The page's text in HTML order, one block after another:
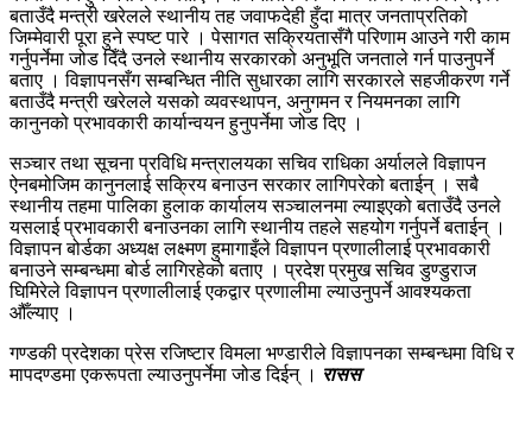
बताउँदै मन्त्री खरेलले स्थानीय तह जवाफदेही हुँदा मात्र जनताप्रतिको
जिम्मेवारी पूरा हुने स्पष्ट पारे । पेसागत सक्रियतासँगै परिणाम आउने गरी काम
गर्नुपर्नेमा जोड दिँदै उनले स्थानीय सरकारको अनुभूति जनताले गर्न पाउनुपर्ने
बताए । विज्ञापनसँग सम्बन्धित नीति सुधारका लागि सरकारले सहजीकरण गर्ने
बताउँदै मन्त्री खरेलले यसको व्यवस्थापन, अनुगमन र नियमनका लागि
कानुनको प्रभावकारी कार्यान्वयन हुनुपर्नेमा जोड दिए ।
सञ्चार तथा सूचना प्रविधि मन्त्रालयका सचिव राधिका अर्यालले विज्ञापन
ऐनबमोजिम कानुनलाई सक्रिय बनाउन सरकार लागिपरेको बताईन् । सबै
स्थानीय तहमा पालिका हुलाक कार्यालय सञ्चालनमा ल्याइएको बताउँदै उनले
यसलाई प्रभावकारी बनाउनका लागि स्थानीय तहले सहयोग गर्नुपर्ने बताईन् ।
विज्ञापन बोर्डका अध्यक्ष लक्ष्मण हुमागाइँले विज्ञापन प्रणालीलाई प्रभावकारी
बनाउने सम्बन्धमा बोर्ड लागिरहेको बताए । प्रदेश प्रमुख सचिव डुण्डुराज
घिमिरेले विज्ञापन प्रणालीलाई एकद्वार प्रणालीमा ल्याउनुपर्ने आवश्यकता
औँल्याए ।
गण्डकी प्रदेशका प्रेस रजिष्टार विमला भण्डारीले विज्ञापनका सम्बन्धमा विधि र
मापदण्डमा एकरूपता ल्याउनुपर्नेमा जोड दिईन् । रासस